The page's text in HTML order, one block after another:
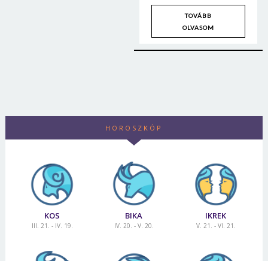
TOVÁBB
OLVASOM
HOROSZKÓP
KOS
III. 21. - IV. 19.
BIKA
IV. 20. - V. 20.
IKREK
V. 21. - VI. 21.